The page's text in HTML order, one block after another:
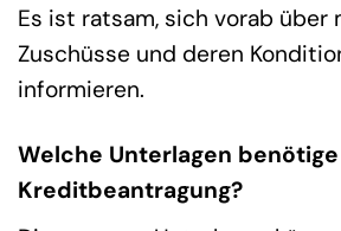
Es ist ratsam, sich vorab über
Zuschüsse und deren
informieren.
Welche Unterlagen
Kreditbeantragung?